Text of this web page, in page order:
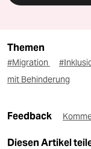
Themen
#Migration
mit Behinderung
Feedback
Diesen Artikel